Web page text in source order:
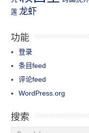
莲 龙虾
功能
登录
条目feed
评论feed
WordPress.org
搜索